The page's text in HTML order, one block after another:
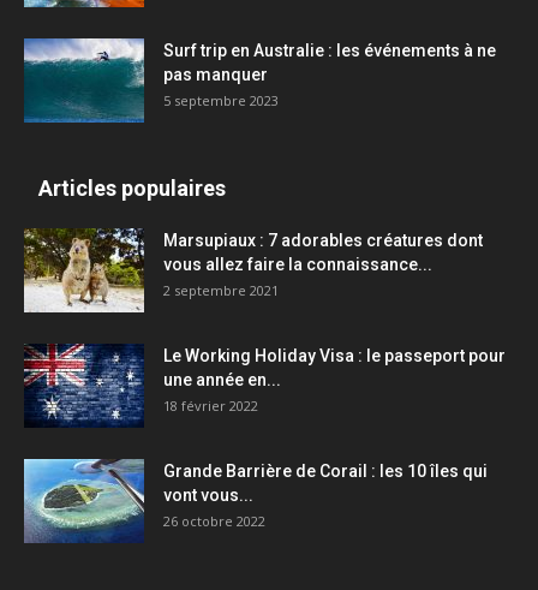
Surf trip en Australie : les événements à ne
pas manquer
5 septembre 2023
Articles populaires
Marsupiaux : 7 adorables créatures dont
vous allez faire la connaissance...
2 septembre 2021
Le Working Holiday Visa : le passeport pour
une année en...
18 février 2022
Grande Barrière de Corail : les 10 îles qui
vont vous...
26 octobre 2022